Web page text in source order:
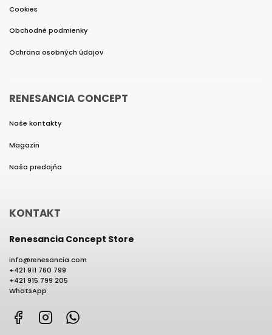
Cookies
Obchodné podmienky
Ochrana osobných údajov
RENESANCIA CONCEPT
Naše kontakty
Magazín
Naša predajňa
KONTAKT
Renesancia Concept Store
info@renesancia.com
+421 911 760 799
+421 915 799 205
WhatsApp
FacebookInstagram